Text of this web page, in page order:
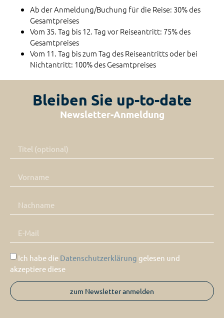
Ab der Anmeldung/Buchung für die Reise: 30% des
Gesamtpreises
Vom 35. Tag bis 12. Tag vor Reiseantritt: 75% des
Gesamtpreises
Vom 11. Tag bis zum Tag des Reiseantritts oder bei
Nichtantritt: 100% des Gesamtpreises
Bleiben Sie up-to-date
Newsletter-Anmeldung
Ich habe die Datenschutzerklärung gelesen und
akzeptiere diese
zum Newsletter anmelden